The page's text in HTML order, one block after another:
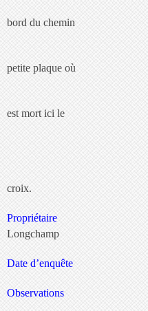
ferme de la
bord du chemin
se trouve,
petite plaque où
on peut lire :
est mort ici le
29
En contrebas
croix.
Propriétaire
Longchamp
Date d’enquête
Observations